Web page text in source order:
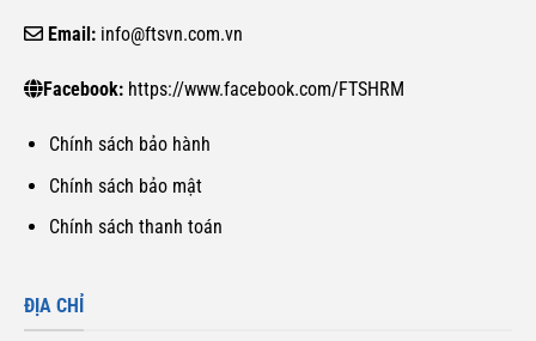
Email: info@ftsvn.com.vn
Facebook: https://www.facebook.com/FTSHRM
Chính sách bảo hành
Chính sách bảo mật
Chính sách thanh toán
ĐỊA CHỈ